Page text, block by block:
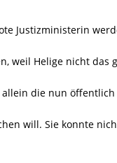
Justizministerin
weil Helige nicht das
die nun
will. Sie konnte